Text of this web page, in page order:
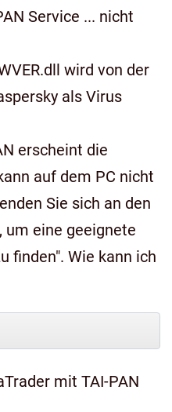
Service ... nicht
wird von der
als Virus
erscheint die
auf dem PC nicht
Sie sich an den
um eine geeignete
finden". Wie kann ich
mit TAI-PAN